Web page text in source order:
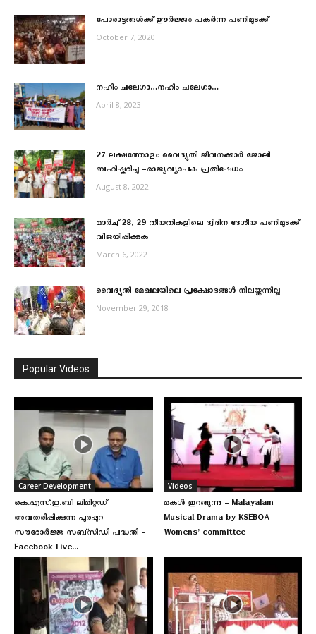
പോരാട്ടങ്ങൾക്ക് ഊർജ്ജം പകര്‍ന്ന പണിമുടക്ക്
October 7, 2020
നഹിം ചലേഗാ…നഹിം ചലേഗാ…
April 8, 2023
27 ലക്ഷത്തോളം വൈദ്യുതി ജീവനക്കാർ ജോലി
ബഹിഷ്കരിച്ചു -രാജ്യവ്യാപക പ്രതിഷേധം
August 8, 2022
മാര്‍ച്ച് 28, 29 തീയതികളിലെ ദ്വിദിന ദേശീയ പണിമുടക്ക്
വിജയിപ്പിക്കുക
March 6, 2022
വൈദ്യുതി മേഖലയിലെ പ്രക്ഷോഭങ്ങള്‍ നിലയ്ക്കുന്നില്ല
November 29, 2018
Popular Videos
Career Development
കെ.എസ്.ഇ.ബി ലിമിറ്റഡ്
അവതരിപ്പിക്കുന്ന പുരപ്പുറ
സൗരോർജ്ജ സബ്‌സിഡി പദ്ധതി –
Facebook Live...
Videos
മകള്‍ ഇറങ്ങുന്നു – Malayalam
Musical Drama by KSEBOA
Womens’ committee